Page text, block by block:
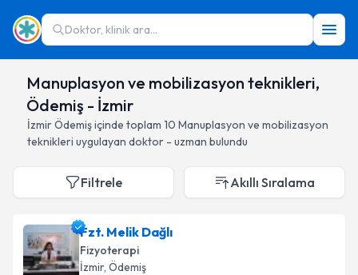
Doktor, klinik ara...
Manuplasyon ve mobilizasyon teknikleri,
Ödemiş - İzmir
İzmirÖdemişiçinde toplam 10 Manuplasyon ve mobilizasyon
teknikleri uygulayan doktor - uzman bulundu
Filtrele Akıllı Sıralama
Fzt. Melik Dağlı
Fizyoterapi
İzmir, Ödemiş